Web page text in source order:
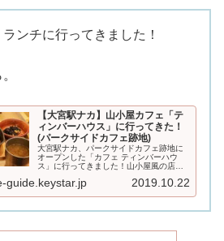
ンチに行ってきました！
【大宮駅ナカ】山小屋カフェ「テ
ィンバーハウス」に行ってきた！
(パークサイドカフェ跡地)
大宮駅ナカ、パークサイドカフェ跡地に
オープンした「カフェ ティンバーハウ
ス」に行ってきました！山小屋風の店内
だけます。モーニングやちょい飲みメニ
guide.keystar.jp 2019.10.22